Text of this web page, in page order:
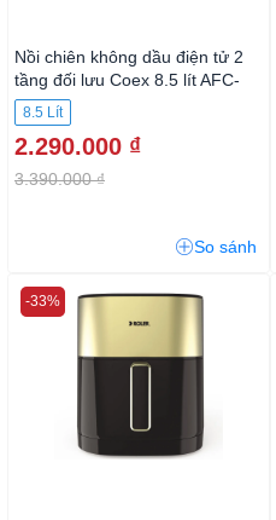
Nồi chiên không dầu điện tử 2
tầng đối lưu Coex 8.5 lít AFC-
3131DH
8.5 Lít
2.290.000 ₫
3.390.000 ₫
So sánh
-33%